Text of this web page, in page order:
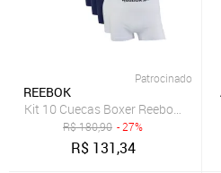
Patrocinado
REEBOK
Kit 10 Cuecas Boxer Reebok
R$180,90 - 27%
R$ 131,34